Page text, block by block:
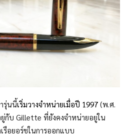
รุ่นนี้เริ่มวางจำหน่ายเมื่อปี 1997 (พ.ศ.
กับ Gillette ที่ยังคงจำหน่ายอยู่ใน
รือยอร์ชในการออกแบบ